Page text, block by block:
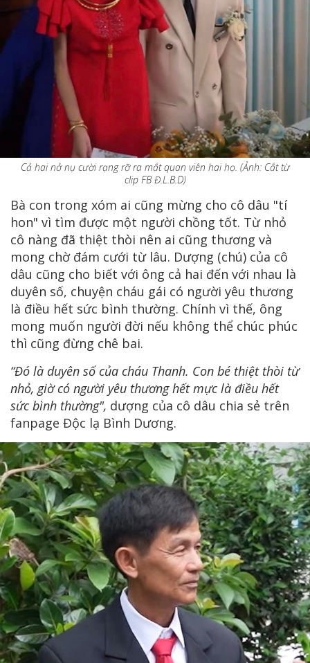
Cả hai nở nụ cười rạng rỡ ra mắt quan viên hai họ. (Ảnh: Cắt từ
clip FB Đ.L.B.D)
Bà con trong xóm ai cũng mừng cho cô dâu "tí
hon" vì tìm được một người chồng tốt. Từ nhỏ
cô nàng đã thiệt thòi nên ai cũng thương và
mong chờ đám cưới từ lâu. Dượng (chú) của cô
dâu cũng cho biết với ông cả hai đến với nhau là
duyên số, chuyện cháu gái có người yêu thương
là điều hết sức bình thường. Chính vì thế, ông
mong muốn người đời nếu không thể chúc phúc
thì cũng đừng chê bai.
“Đó là duyên số của cháu Thanh. Con bé thiệt thòi từ
nhỏ, giờ có người yêu thương hết mực là điều hết
sức bình thường", dượng của cô dâu chia sẻ trên
fanpage Độc lạ Bình Dương.